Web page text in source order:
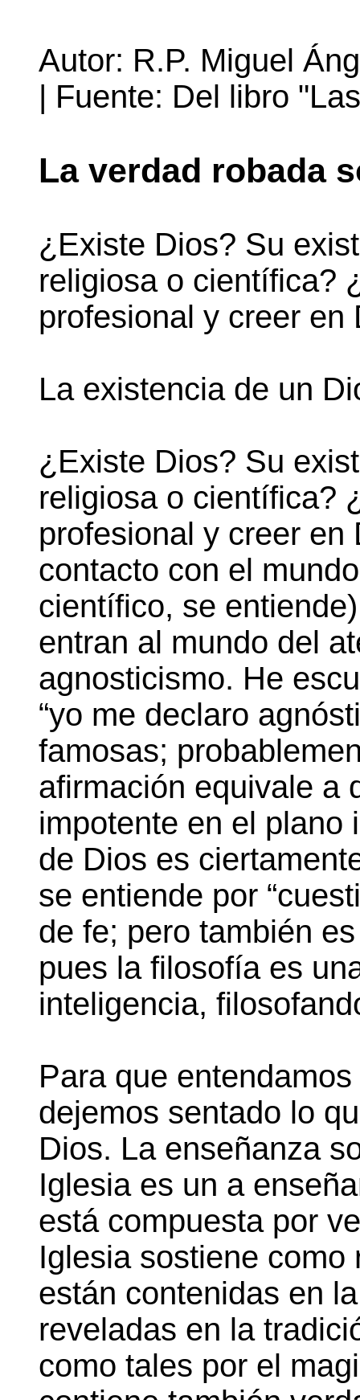
Autor: R.P. Miguel
| Fuente: Del libro
La verdad robada
¿Existe Dios? Su
religiosa o científica?
profesional y creer en
La existencia de un
¿Existe Dios? Su
religiosa o científica?
profesional y creer
contacto con el
científico, se
entran al mundo del
agnosticismo. He
“yo me declaro
famosas;
afirmación equivale a
impotente en el plano
de Dios es
se entiende por
de fe; pero también
pues la filosofía es
inteligencia,
Para que
dejemos sentado lo
Dios. La enseñanza
Iglesia es un a
está compuesta por
Iglesia sostiene
están contenidas en
reveladas en la
como tales por el